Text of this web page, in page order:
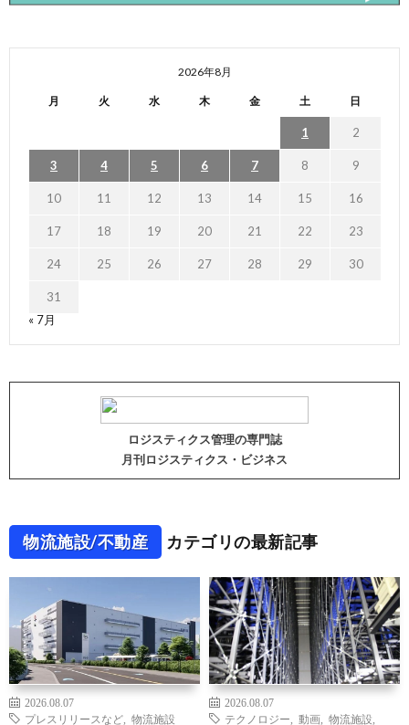
2026年8月
月 火 水 木 金 土 日
1 2
3 4 5 6 7 8 9
10 11 12 13 14 15 16
17 18 19 20 21 22 23
24 25 26 27 28 29 30
31
« 7月
ロジスティクス管理の専門誌
月刊ロジスティクス・ビジネス
物流施設/不動産 カテゴリの最新記事
2026.08.07
プレスリリースなど
物流施設
2026.08.07
テクノロジー
動画 物流施設